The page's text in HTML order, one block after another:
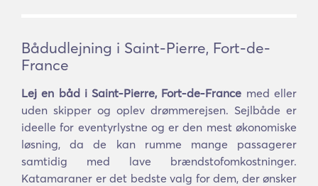
Bådudlejning i Saint-Pierre, Fort-de-
France
Lej en båd i Saint-Pierre, Fort-de-France med eller
uden skipper og oplev drømmerejsen. Sejlbåde er
ideelle for eventyrlystne og er den mest økonomiske
løsning, da de kan rumme mange passagerer
samtidig med lave brændstofomkostninger.
Katamaraner er det bedste valg for dem, der ønsker